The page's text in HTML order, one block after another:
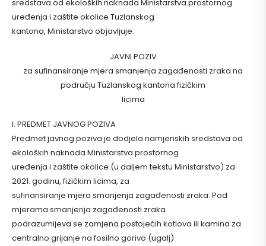
sredstava od ekoloških naknada Ministarstva prostornog
uređenja i zaštite okolice Tuzlanskog
kantona, Ministarstvo objavljuje:
JAVNI POZIV
za sufinansiranje mjera smanjenja zagađenosti zraka na
području Tuzlanskog kantona fizičkim
licima
I. PREDMET JAVNOG POZIVA
Predmet javnog poziva je dodjela namjenskih sredstava od
ekoloških naknada Ministarstva prostornog
uređenja i zaštite okolice (u daljem tekstu Ministarstvo) za
2021. godinu, fizičkim licima, za
sufinansiranje mjera smanjenja zagađenosti zraka. Pod
mjerama smanjenja zagađenosti zraka
podrazumijeva se zamjena postojećih kotlova ili kamina za
centralno grijanje na fosilno gorivo (ugalj)